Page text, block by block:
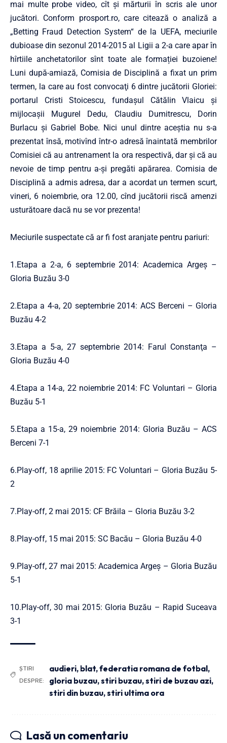
mai multe probe video, cît şi mărturii în scris ale unor
jucători. Conform prosport.ro, care citează o analiză a
„Betting Fraud Detection System“ de la UEFA, meciurile
dubioase din sezonul 2014-2015 al Ligii a 2-a care apar în
hîrtiile anchetatorilor sînt toate ale formației buzoiene!
Luni după-amiază, Comisia de Disciplină a fixat un prim
termen, la care au fost convocaţi 6 dintre jucătorii Gloriei:
portarul Cristi Stoicescu, fundaşul Cătălin Vlaicu şi
mijlocaşii Mugurel Dedu, Claudiu Dumitrescu, Dorin
Burlacu şi Gabriel Bobe. Nici unul dintre aceştia nu s-a
prezentat însă, motivînd într-o adresă înaintată membrilor
Comisiei că au antrenament la ora respectivă, dar şi că au
nevoie de timp pentru a-şi pregăti apărarea. Comisia de
Disciplină a admis adresa, dar a acordat un termen scurt,
vineri, 6 noiembrie, ora 12.00, cînd jucătorii riscă amenzi
usturătoare dacă nu se vor prezenta!
Meciurile suspectate că ar fi fost aranjate pentru pariuri:
1.Etapa a 2-a, 6 septembrie 2014: Academica Argeş –
Gloria Buzău 3-0
2.Etapa a 4-a, 20 septembrie 2014: ACS Berceni – Gloria
Buzău 4-2
3.Etapa a 5-a, 27 septembrie 2014: Farul Constanţa –
Gloria Buzău 4-0
4.Etapa a 14-a, 22 noiembrie 2014: FC Voluntari – Gloria
Buzău 5-1
5.Etapa a 15-a, 29 noiembrie 2014: Gloria Buzău – ACS
Berceni 7-1
6.Play-off, 18 aprilie 2015: FC Voluntari – Gloria Buzău 5-
2
7.Play-off, 2 mai 2015: CF Brăila – Gloria Buzău 3-2
8.Play-off, 15 mai 2015: SC Bacău – Gloria Buzău 4-0
9.Play-off, 27 mai 2015: Academica Argeş – Gloria Buzău
5-1
10.Play-off, 30 mai 2015: Gloria Buzău – Rapid Suceava
3-1
ȘTIRI
DESPRE:
audieri, blat,federatia romana de fotbal,
gloria buzau,stiri buzau,stiri de buzau azi,
stiri din buzau,stiri ultima ora
Lasă un comentariu